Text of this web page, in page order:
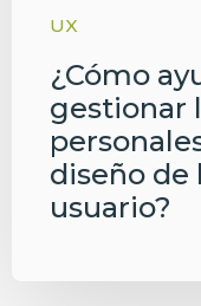
UX
¿Cómo
gestionar
diseño de
usuario?